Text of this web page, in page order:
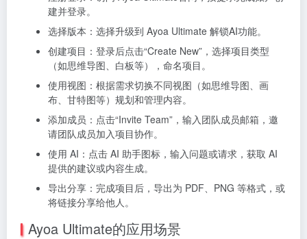
建并登录。
选择版本：选择升级到 Ayoa Ultimate 解锁AI功能。
创建项目：登录后点击“Create New”，选择项目类型
（如思维导图、白板等），命名项目。
使用视图：根据需求切换不同视图（如思维导图、画
布、甘特图等）规划和管理内容。
添加成员：点击“Invite Team”，输入团队成员邮箱，邀
请团队成员加入项目协作。
使用 AI：点击 AI 助手图标，输入问题或请求，获取 AI
提供的建议或内容生成。
导出分享：完成项目后，导出为 PDF、PNG 等格式，或
将链接分享给他人。
Ayoa Ultimate的应用场景